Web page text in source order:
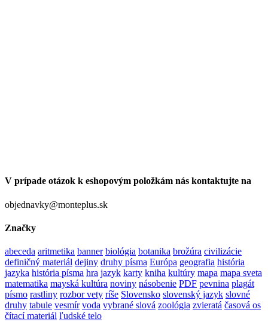
V prípade otázok k eshopovým položkám nás kontaktujte na
objednavky@monteplus.sk
Značky
abeceda aritmetika banner biológia botanika brožúra civilizácie
definičný materiál dejiny druhy písma Európa geografia história
jazyka história písma hra jazyk karty kniha kultúry mapa mapa sveta
matematika mayská kultúra noviny násobenie PDF pevnina plagát
písmo rastliny rozbor vety ríše Slovensko slovenský jazyk slovné
druhy tabule vesmír voda vybrané slová zoológia zvieratá časová os
čítací materiál ľudské telo